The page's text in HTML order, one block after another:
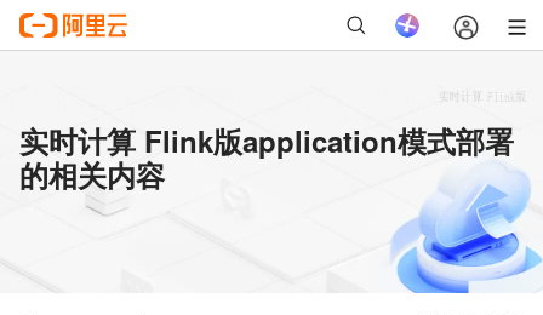
实时计算 Flink版application模式部署
的相关内容